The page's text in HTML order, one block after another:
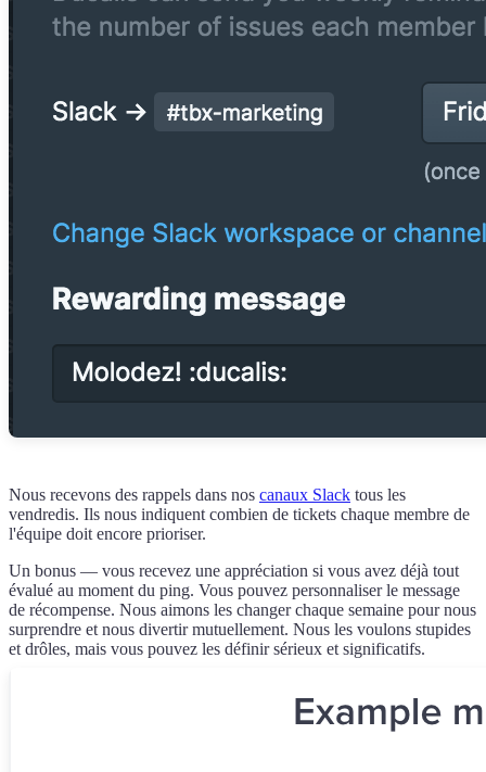
Nous recevons des rappels dans nos canaux Slack tous les
vendredis. Ils nous indiquent combien de tickets chaque membre de
l'équipe doit encore prioriser.
Un bonus — vous recevez une appréciation si vous avez déjà tout
évalué au moment du ping. Vous pouvez personnaliser le message
de récompense. Nous aimons les changer chaque semaine pour nous
surprendre et nous divertir mutuellement. Nous les voulons stupides
et drôles, mais vous pouvez les définir sérieux et significatifs.